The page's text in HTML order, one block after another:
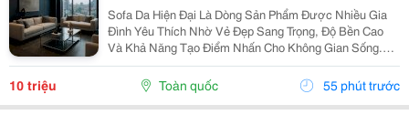
Sofa Da Hiện Đại Là Dòng Sản Phẩm Được Nhiều Gia
Đình Yêu Thích Nhờ Vẻ Đẹp Sang Trọng, Độ Bền Cao
Và Khả Năng Tạo Điểm Nhấn Cho Không Gian Sống.
Với Thiết Kế Tinh Tế Cùng Chất Liệu Da Cao Cấp, Sofa
Không Chỉ Mang Lại Cảm Giác Thoải Mái Mà Còn Thể...
10 triệu Toàn quốc 55 phút trước